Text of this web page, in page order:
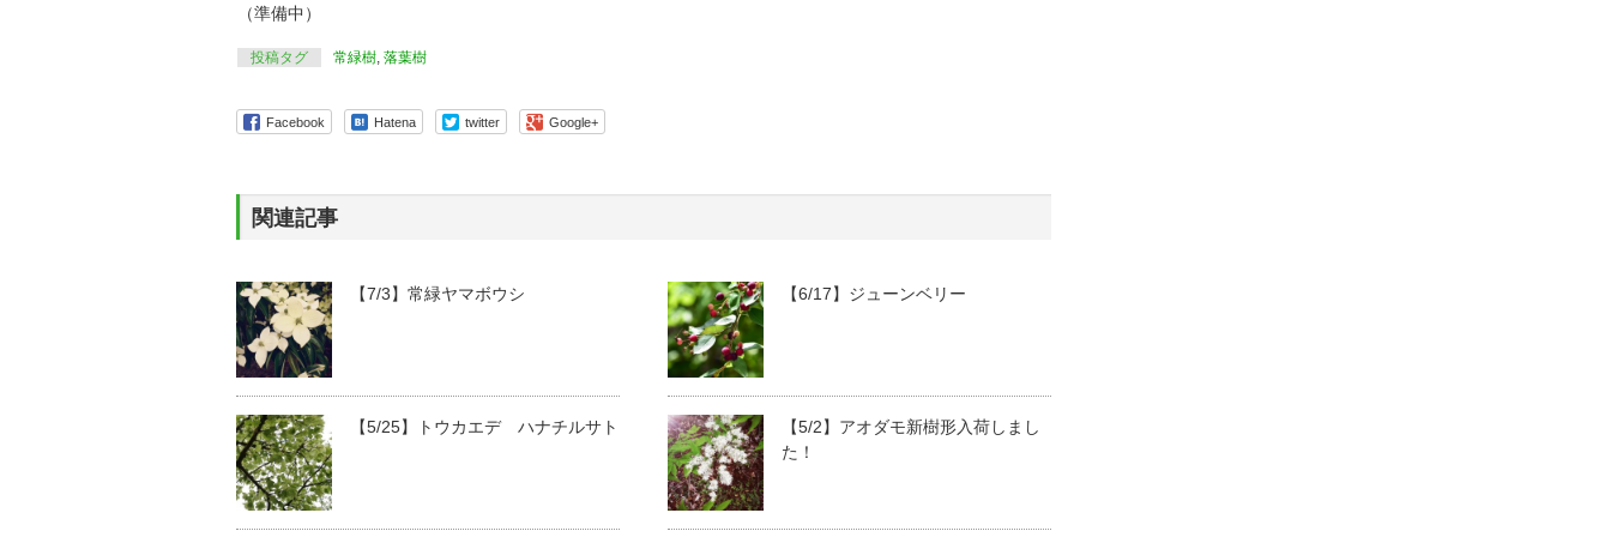
（準備中）
投稿タグ 常緑樹, 落葉樹
Facebook Hatena twitter Google+
関連記事
【7/3】常緑ヤマボウシ 【6/17】ジューンベリー
【5/25】トウカエデ ハナチルサト
【5/2】アオダモ新樹形入荷しまし
た！